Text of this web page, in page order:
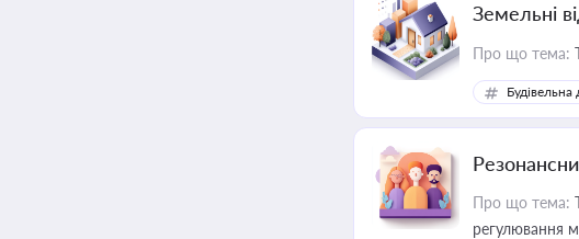
Земельні
Про що тема:
Будівельна
Про що тема:
регулювання